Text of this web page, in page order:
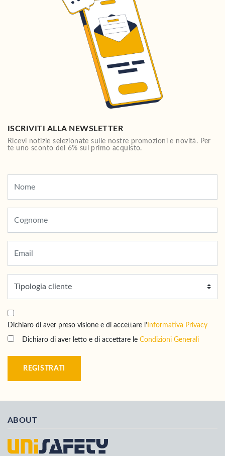
ISCRIVITI ALLA NEWSLETTER
Ricevi notizie selezionate sulle nostre promozioni e novità. Per
te uno sconto del 6% sul primo acquisto.
Dichiaro di aver preso visione e di accettare l’ Informativa Privacy
Dichiaro di aver letto e di accettare le Condizioni Generali
REGISTRATI
ABOUT